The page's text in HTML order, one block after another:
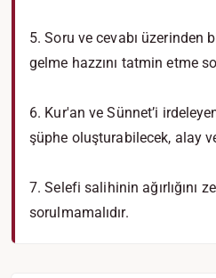
5. Soru ve cevabı üzerinden
gelme hazzını tatmin etme
6. Kur'an ve Sünnet’i
şüphe oluşturabilecek, alay
7. Selefi salihinin ağırlığını
sorulmamalıdır.